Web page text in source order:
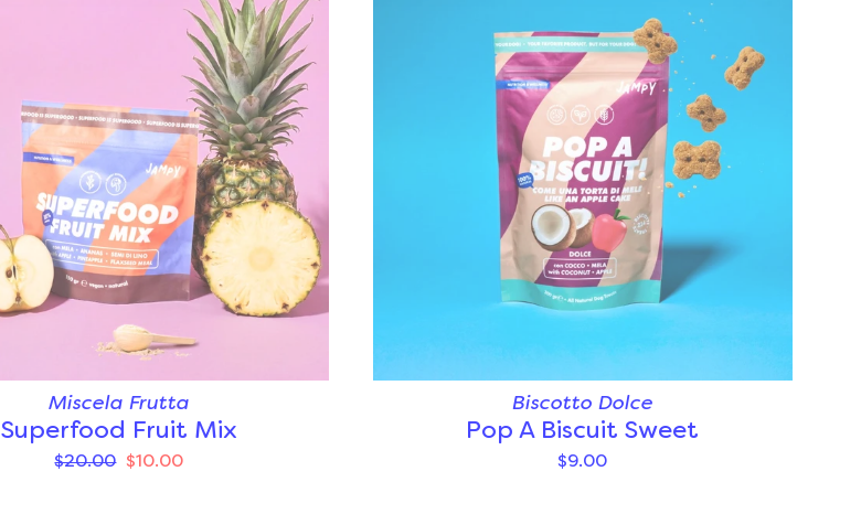
Miscela Frutta
Superfood Fruit Mix
$20.00 $10.00
Biscotto Dolce
Pop A Biscuit Sweet
$9.00